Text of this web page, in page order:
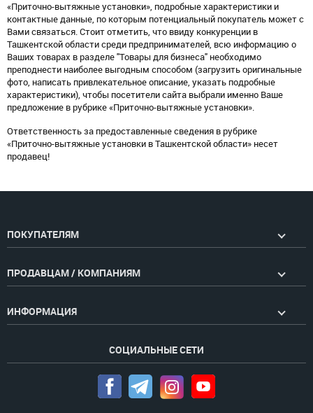
«Приточно-вытяжные установки», подробные характеристики и
контактные данные, по которым потенциальный покупатель может с
Вами связаться. Стоит отметить, что ввиду конкуренции в
Ташкентской области среди предпринимателей, всю информацию о
Ваших товарах в разделе "Товары для бизнеса" необходимо
преподнести наиболее выгодным способом (загрузить оригинальные
фото, написать привлекательное описание, указать подробные
характеристики), чтобы посетители сайта выбрали именно Ваше
предложение в рубрике «Приточно-вытяжные установки».
Ответственность за предоставленные сведения в рубрике
«Приточно-вытяжные установки в Ташкентской области» несет
продавец!
ПОКУПАТЕЛЯМ
ПРОДАВЦАМ / КОМПАНИЯМ
ИНФОРМАЦИЯ
СОЦИАЛЬНЫЕ СЕТИ